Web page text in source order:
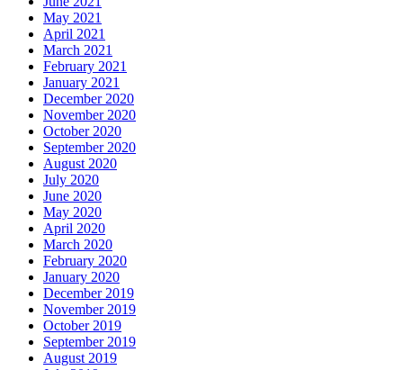
May 2021
April 2021
March 2021
February 2021
January 2021
December 2020
November 2020
October 2020
September 2020
August 2020
July 2020
June 2020
May 2020
April 2020
March 2020
February 2020
January 2020
December 2019
November 2019
October 2019
September 2019
August 2019